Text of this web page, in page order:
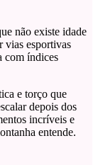
não existe idade
vias esportivas
com índices
e torço que
depois dos
incríveis e
entende.